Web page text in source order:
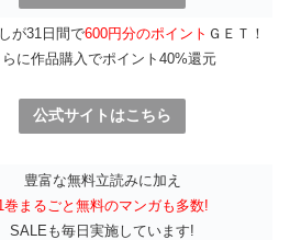
が31日間で600円分のポイント ＧＥＴ！
らに作品購入でポイント40%還元
公式サイトはこちら
豊富な無料立読みに加え
巻まるごと無料のマンガも多数!
SALEも毎日実施しています!